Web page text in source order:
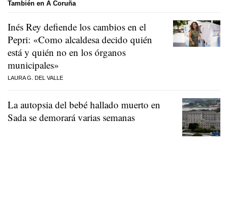
También en A Coruña
Inés Rey defiende los cambios en el
Pepri: «Como alcaldesa decido quién
está y quién no en los órganos
municipales»
LAURA G. DEL VALLE
La autopsia del bebé hallado muerto en
Sada se demorará varias semanas